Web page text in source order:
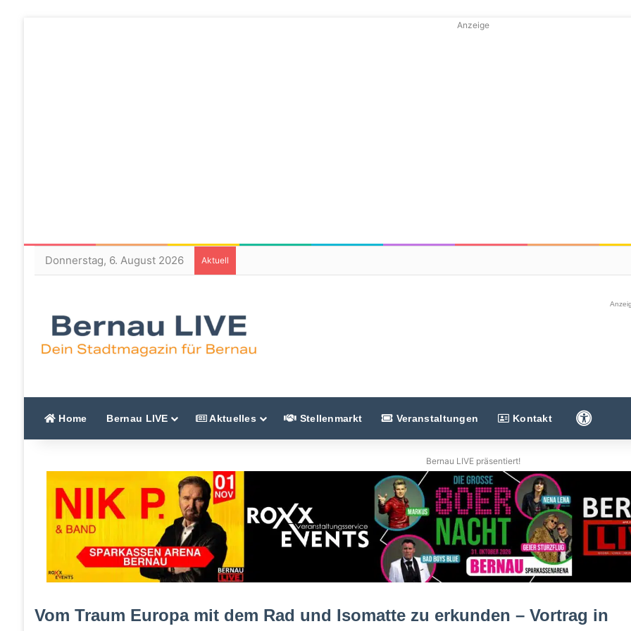
Anzeige
Donnerstag, 6. August 2026 Aktuell
Home Bernau LIVE Aktuelles Stellenmarkt Veranstaltungen Kontakt
Bernau LIVE präsentiert!
Vom Traum Europa mit dem Rad und Isomatte zu erkunden – Vortrag in